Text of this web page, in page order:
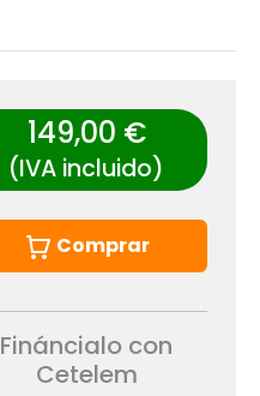
149,00 €
(IVA incluido)
Comprar
Fináncialo con
Cetelem